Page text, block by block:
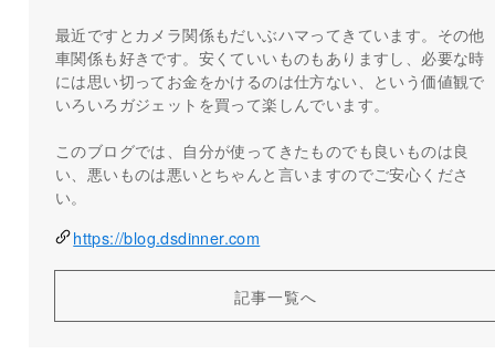
最近ですとカメラ関係もだいぶハマってきています。その他
車関係も好きです。安くていいものもありますし、必要な時
には思い切ってお金をかけるのは仕方ない、という価値観で
いろいろガジェットを買って楽しんでいます。
このブログでは、自分が使ってきたものでも良いものは良
い、悪いものは悪いとちゃんと言いますのでご安心くださ
い。
https://blog.dsdinner.com
記事一覧へ